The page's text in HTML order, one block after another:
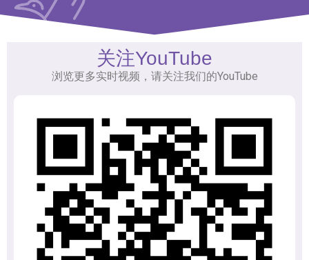
关注YouTube
浏览更多实时视频，请关注我们的YouTube